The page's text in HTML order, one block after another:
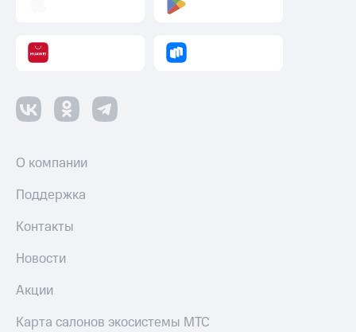
О компании
Поддержка
Контакты
Новости
Акции
Карта салонов экосистемы МТС